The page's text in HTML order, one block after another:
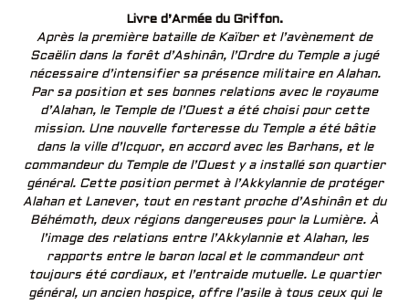
Livre d’Armée du Griffon.
Après la première bataille de Kaïber et l’avènement de
Scaëlin dans la forêt d’Ashinân, l’Ordre du Temple a jugé
nécessaire d’intensifier sa présence militaire en Alahan.
Par sa position et ses bonnes relations avec le royaume
d’Alahan, le Temple de l’Ouest a été choisi pour cette
mission. Une nouvelle forteresse du Temple a été bâtie
dans la ville d’Icquor, en accord avec les Barhans, et le
commandeur du Temple de l’Ouest y a installé son quartier
général. Cette position permet à l’Akkylannie de protéger
Alahan et Lanever, tout en restant proche d’Ashinân et du
Béhémoth, deux régions dangereuses pour la Lumière. À
l’image des relations entre l’Akkylannie et Alahan, les
rapports entre le baron local et le commandeur ont
toujours été cordiaux, et l’entraide mutuelle. Le quartier
général, un ancien hospice, offre l’asile à tous ceux qui le